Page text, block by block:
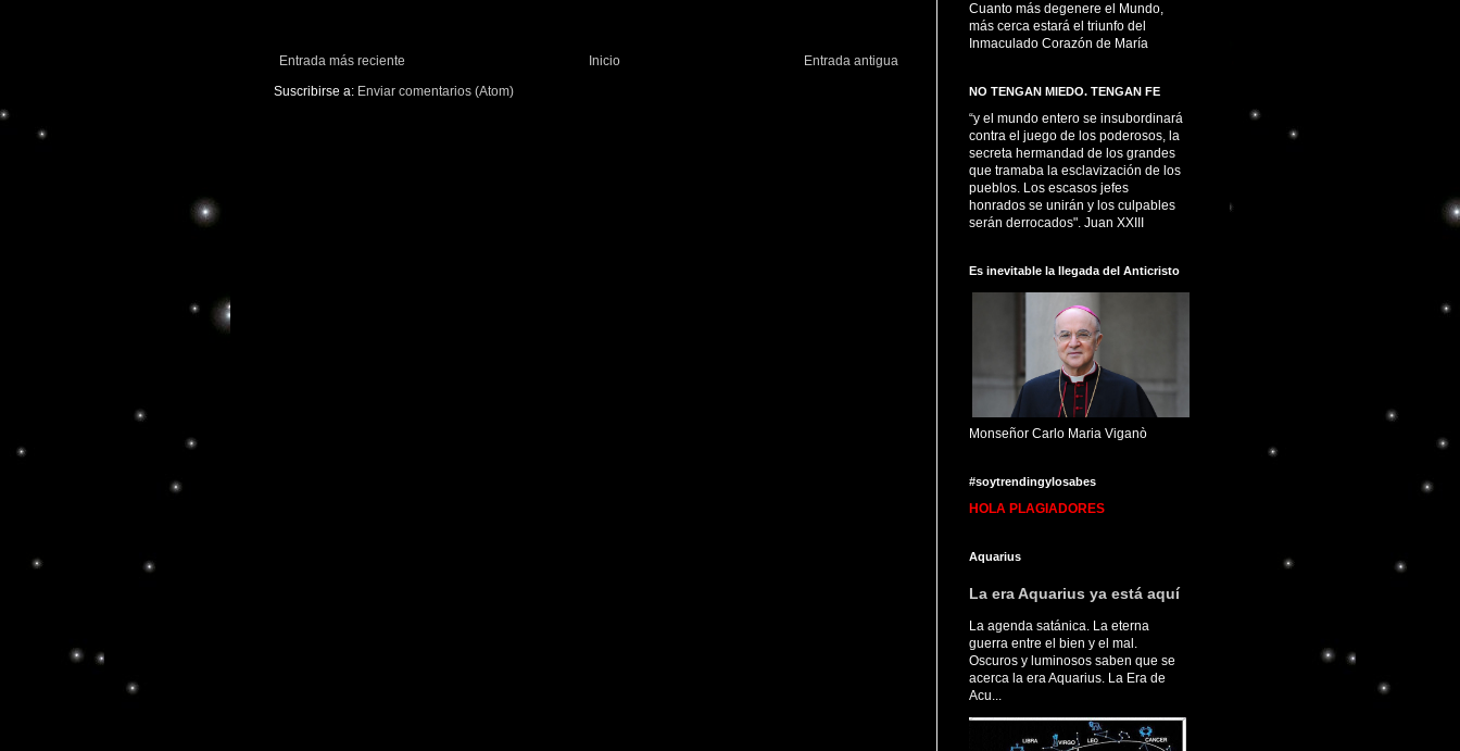
Entrada más reciente Entrada antigua
Inicio
Suscribirse a: Enviar comentarios (Atom)
Cuanto más degenere el Mundo,
más cerca estará el triunfo del
Inmaculado Corazón de María
NO TENGAN MIEDO. TENGAN FE
“y el mundo entero se insubordinará
contra el juego de los poderosos, la
secreta hermandad de los grandes
que tramaba la esclavización de los
pueblos. Los escasos jefes
honrados se unirán y los culpables
serán derrocados". Juan XXIII
Es inevitable la llegada del Anticristo
Monseñor Carlo Maria Viganò
#soytrendingylosabes
HOLA PLAGIADORES
Aquarius
La era Aquarius ya está aquí
La agenda satánica. La eterna
guerra entre el bien y el mal.
Oscuros y luminosos saben que se
acerca la era Aquarius. La Era de
Acu...